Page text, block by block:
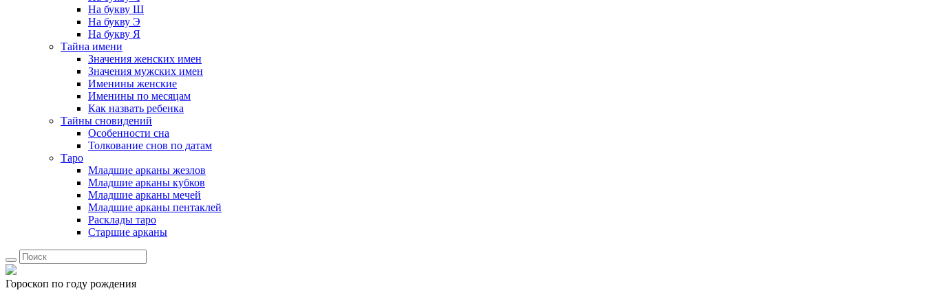
На букву Ш
На букву Э
На букву Я
Тайна имени
Значения женских имен
Значения мужских имен
Именины женские
Именины по месяцам
Как назвать ребенка
Тайны сновидений
Особенности сна
Толкование снов по датам
Таро
Младшие арканы жезлов
Младшие арканы кубков
Младшие арканы мечей
Младшие арканы пентаклей
Расклады таро
Старшие арканы
Гороскоп по году рождения